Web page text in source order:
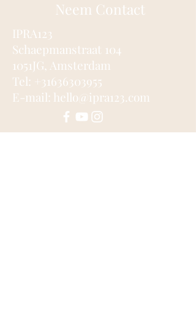
Neem Contact
IPRA123
Schaepmanstraat 104
1051JG, Amsterdam
Tel: +31636303955
E-mail: hello@ipra123.com